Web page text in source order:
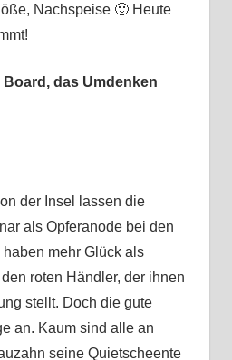
Nachspeise 🙂 Heute
das Umdenken
der Insel lassen die
als Opferanode bei den
mehr Glück als
roten Händler, der ihnen
stellt. Doch die gute
an. Kaum sind alle an
seine Quietscheente